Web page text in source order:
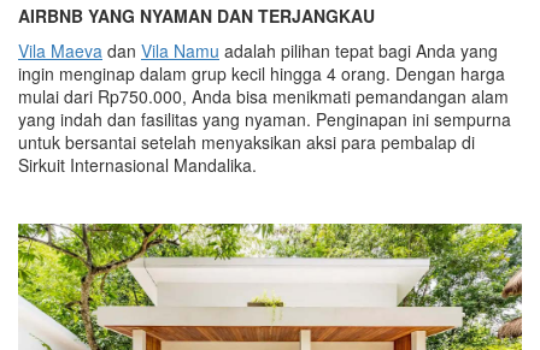
AIRBNB YANG NYAMAN DAN TERJANGKAU
Vila Maeva dan Vila Namu adalah pilihan tepat bagi Anda yang
ingin menginap dalam grup kecil hingga 4 orang. Dengan harga
mulai dari Rp750.000, Anda bisa menikmati pemandangan alam
yang indah dan fasilitas yang nyaman. Penginapan ini sempurna
untuk bersantai setelah menyaksikan aksi para pembalap di
Sirkuit Internasional Mandalika.